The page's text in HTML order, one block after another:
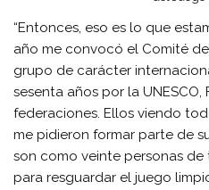
“Entonces, eso es lo que
año me convocó el Comité
grupo de carácter
sesenta años por la UNESCO,
federaciones. Ellos viendo
me pidieron formar parte de
son como veinte personas
para resguardar el juego